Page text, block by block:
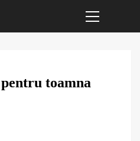
Menu
toamna